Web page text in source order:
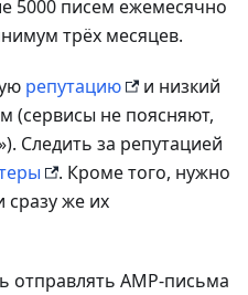
5000 писем ежемесячно
трёх месяцев.
репутацию
и низкий
(сервисы не поясняют,
Следить за репутацией
. Кроме того, нужно
сразу же их
отправлять AMP-письма